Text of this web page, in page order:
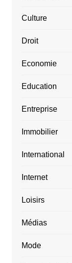
Culture
Droit
Economie
Education
Entreprise
Immobilier
International
Internet
Loisirs
Médias
Mode